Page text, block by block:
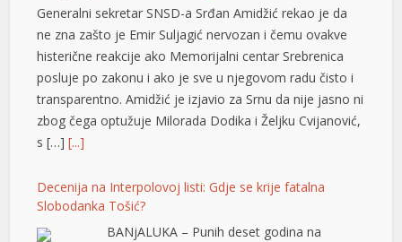
Generalni sekretar SNSD-a Srđan Amidžić rekao je da
ne zna zašto je Emir Suljagić nervozan i čemu ovakve
histerične reakcije ako Memorijalni centar Srebrenica
posluje po zakonu i ako je sve u njegovom radu čisto i
transparentno. Amidžić je izjavio za Srnu da nije jasno ni
zbog čega optužuje Milorada Dodika i Željku Cvijanović,
s […][...]
Decenija na Interpolovoj listi: Gdje se krije fatalna
Slobodanka Tošić?
BANjALUKA – Punih deset godina na